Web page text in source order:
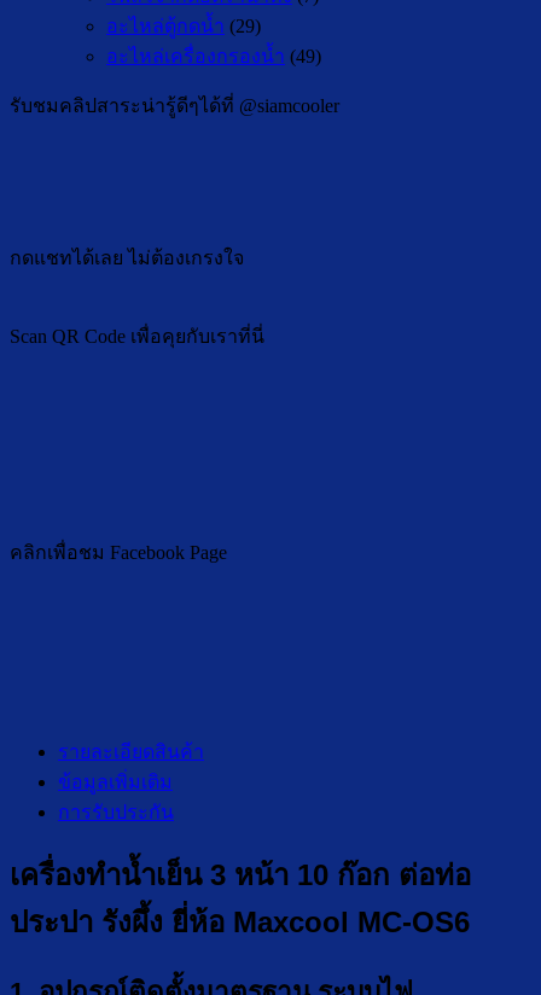
อะไหล่ตู้กดน้ำ (29)
อะไหล่เครื่องกรองน้ำ (49)
รับชมคลิปสาระน่ารู้ดีๆได้ที่ @siamcooler
กดแชทได้เลย ไม่ต้องเกรงใจ
Scan QR Code เพื่อคุยกับเราที่นี่
คลิกเพื่อชม Facebook Page
รายละเอียดสินค้า
ข้อมูลเพิ่มเติม
การรับประกัน
เครื่องทำน้ำเย็น 3 หน้า 10 ก๊อก ต่อท่อ
ประปา รังผึ้ง ยี่ห้อ Maxcool MC-OS6